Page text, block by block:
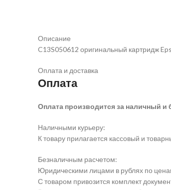
Описание
C13S050612 оригинальный картридж
Оплата и доставка
Оплата
Оплата производится за наличный и
Наличными курьеру:
К товару прилагается кассовый и
Безналичным расчетом:
Юридическими лицами в рублях по
С товаром привозится комплект